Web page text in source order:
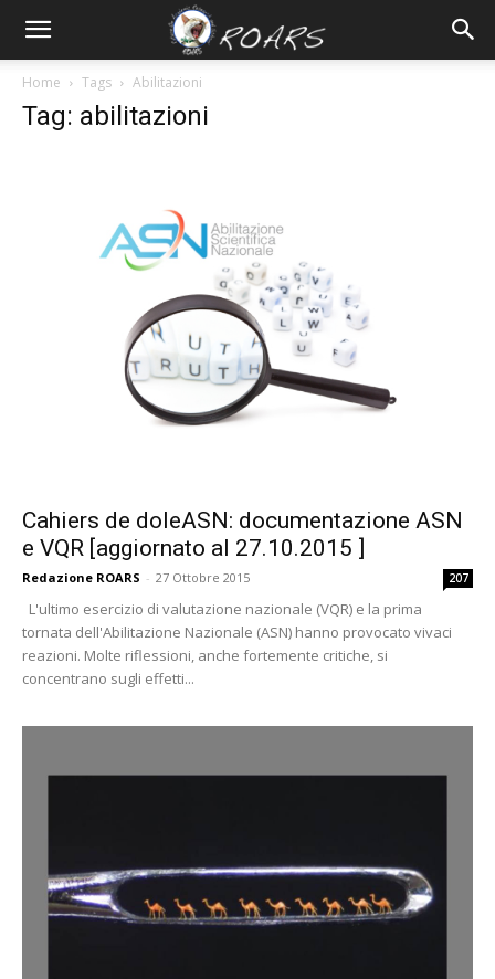
Home Tags Abilitazioni
Tag: abilitazioni
Cahiers de doleASN: documentazione ASN
e VQR [aggiornato al 27.10.2015 ]
Redazione ROARS - 27 Ottobre 2015 207
L'ultimo esercizio di valutazione nazionale (VQR) e la prima
tornata dell'Abilitazione Nazionale (ASN) hanno provocato vivaci
reazioni. Molte riflessioni, anche fortemente critiche, si
concentrano sugli effetti...